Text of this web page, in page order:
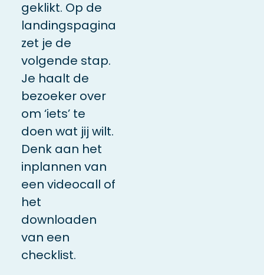
geklikt. Op de
landingspagina
zet je de
volgende stap.
Je haalt de
bezoeker over
om ‘iets’ te
doen wat jij wilt.
Denk aan het
inplannen van
een videocall of
het
downloaden
van een
checklist.